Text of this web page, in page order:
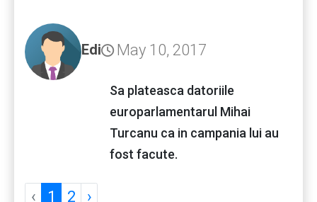
Edi May 10, 2017
Sa plateasca datoriile
europarlamentarul Mihai
Turcanu ca in campania lui au
fost facute.
‹ 1 2 ›